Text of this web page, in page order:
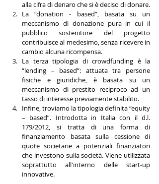
La “donation - based”, basata su un
meccanismo di donazione pura in cui il
pubblico sostenitore del progetto
contribuisce al medesimo, senza ricevere in
cambio alcuna ricompensa.
La terza tipologia di crowdfunding è la
“lending – based”: attuata tra persone
fisiche e giuridiche, è basata su un
meccanismo di prestito reciproco ad un
tasso di interesse previamente stabilito.
Infine, troviamo la tipologia definita “equity
– based”. Introdotta in Italia con il d.l.
179/2012, si tratta di una forma di
finanziamento basata sulla cessione di
quote societarie a potenziali finanziatori
che investono sulla società. Viene utilizzata
soprattutto all'interno delle start-up
innovative.